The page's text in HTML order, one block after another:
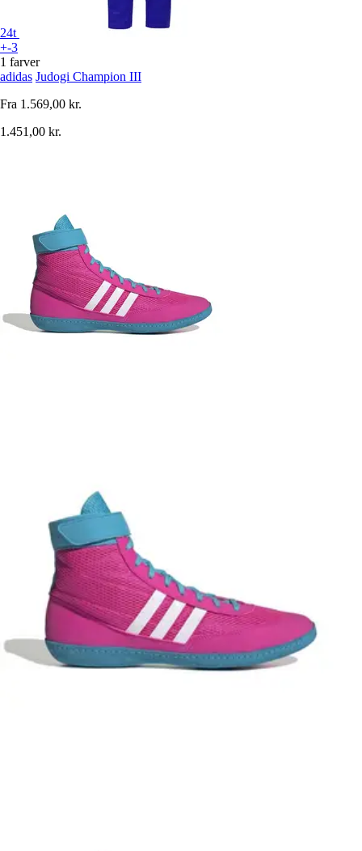
24t
+-3
1 farver
adidas Judogi Champion III
Fra 1.569,00 kr.
1.451,00 kr.